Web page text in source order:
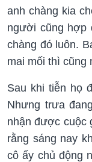
anh chàng kia
người cũng hợp
chàng đó luôn.
mai mối thì cũng
Sau khi tiễn họ
Nhưng trưa
nhận được cuộc
rằng sáng nay
cô ấy chủ động